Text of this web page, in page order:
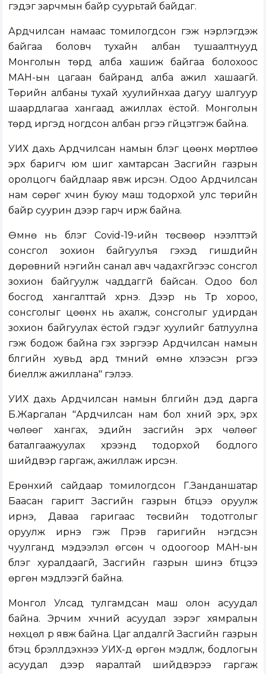
гэдэг зарчмын байр суурьтай байдаг.
Ардчилсан намаас томилогдсон гэж нэрлэгдэж
байгаа боловч тухайн албан тушаалтнууд
Монголын төрд алба хашиж байгаа болохоос
МАН-ын цагаан байранд алба ажил хашаагүй.
Төрийн албаны тухай хуулийнхаа дагуу шалгуур
шаардлагаа хангаад ажиллах ёстой. Монголын
төрд иргэд ногдсон албан үүргээ гүйцэтгэж байна.
УИХ дахь Ардчилсан намын бүлэг цөөнх мөртлөө
эрх баригч юм шиг хамтарсан Засгийн газрын
оролцогч байдлаар явж ирсэн. Одоо Ардчилсан
нам сөрөг хүчин буюу маш тодорхой улс төрийн
байр суурин дээр гарч ирж байна.
Өмнө нь бүлэг Covid-19-ийн төсвөөр нээлттэй
сонсгол зохион байгуулъя гэхэд гишүүдийн
дөрөвний нэгийн санал авч чадахгүйгээс сонсгол
зохион байгуулж чаддаггүй байсан. Одоо бол
босгод хангалттай хүрнэ. Дээр нь Түр хороо,
сонсголыг цөөнх нь ахалж, сонсголыг удирдан
зохион байгуулах ёстой гэдэг хуулийг батлуулна
гэж бодож байна гэх зэргээр Ардчилсан намын
бүлгийн хувьд ард түмний өмнө хүлээсэн үүргээ
биелүүлж ажиллана" гэлээ.
УИХ дахь Ардчилсан намын бүлгийн дэд дарга
Б.Жаргалан "Ардчилсан нам бол хүний эрх, эрх
чөлөөг хангах, эдийн засгийн эрх чөлөөг
баталгаажуулах хүрээнд тодорхой бодлого
шийдвэр гаргаж, ажиллаж ирсэн.
Ерөнхий сайдаар томилогдсон Г.Занданшатар
Баасан гаригт Засгийн газрын бүтцээ оруулж
ирнэ, Даваа гаригаас төсвийн тодотголыг
оруулж ирнэ гэж Пүрэв гаригийн нэгдсэн
чуулганд мэдээлэл өгсөн ч одоогоор МАН-ын
бүлэг хуралдаагүй, Засгийн газрын шинэ бүтцээ
өргөн мэдүүлээгүй байна.
Монгол Улсад тулгамдсан маш олон асуудал
байна. Эрчим хүчний асуудал зэрэг хямралын
нөхцөл рүү явж байна. Цаг алдалгүй Засгийн газрын
бүтэц бүрэллдэхүүнээ УИХ-д өргөн мэдүүлж, бодлогын
асуудал дээр яаралтай шийдвэрээ гаргаж